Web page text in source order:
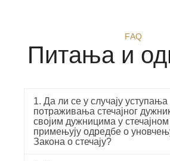
FAQ
Питања и
1. Да ли се у случају уступања
потраживања стечајног
својим дужницима у стечајном
примењују одредбе о
Закона о стечају?